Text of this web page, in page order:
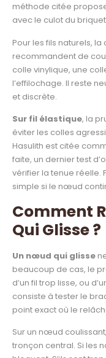
méthode citée
avec le culot du
Pour les fils naturels,
recommandent de
colle vinylique, une
l’effilochage. Il reste
et discrète.
Sur fil élastique, la
éviter les colles
Hasulith est citée
faite, un dernier test
vérifier la tenue réelle.
simple si le nœud
Comment
Qui Glisse ?
Un nœud qui glisse
beaucoup de cas, le
d’un fil trop lisse, ou
consiste à tester le
point exact où le
Sur un nœud
tronçon central. Si les